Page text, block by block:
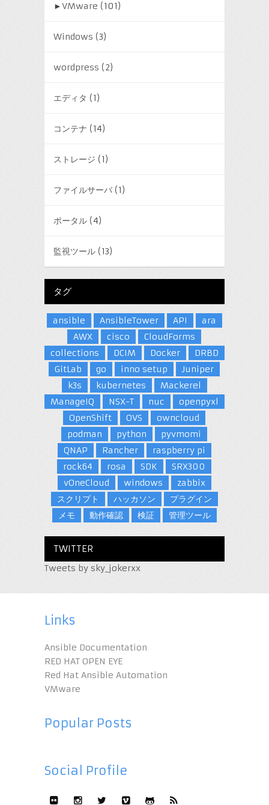
►VMware (101)
Windows (3)
wordpress (2)
エディタ (1)
コンテナ (14)
ストレージ (1)
ファイルサーバ(1)
ポータル(4)
監視ツール(13)
タグ
ansible AnsibleTower API
ara
AWX
cisco
CloudForms
collections
DCIM Docker
DRBD
GitLab
go inno setup
Juniper
k3s
kubernetes
Mackerel
ManageIQ
NSX-T nuc
openpyxl
OpenShift
OVS
owncloud
podman
python
pyvmomi
QNAP
Rancher
raspberry pi
rock64
rosa SDK
SRX300
vOneCloud
windows
zabbix
スクリプト
ハッカソン
プラグイン
メモ
動作確認 検証 管理ツール
TWITTER
Tweets by sky_jokerxx
Links
Ansible Documentation
RED HAT OPEN EYE
Red Hat Ansible Automation
VMware
Popular Posts
Social Profile